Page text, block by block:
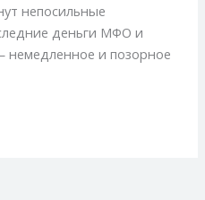
непосильные
деньги МФО и
немедленное и позорное